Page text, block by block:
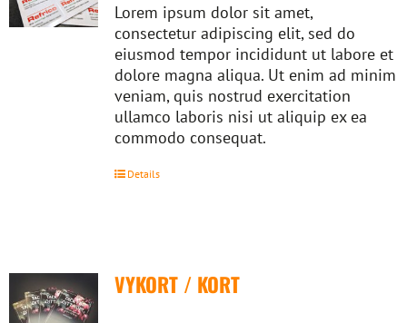
Lorem ipsum dolor sit amet,
consectetur adipiscing elit, sed do
eiusmod tempor incididunt ut labore et
dolore magna aliqua. Ut enim ad minim
veniam, quis nostrud exercitation
ullamco laboris nisi ut aliquip ex ea
commodo consequat.
Details
VYKORT / KORT